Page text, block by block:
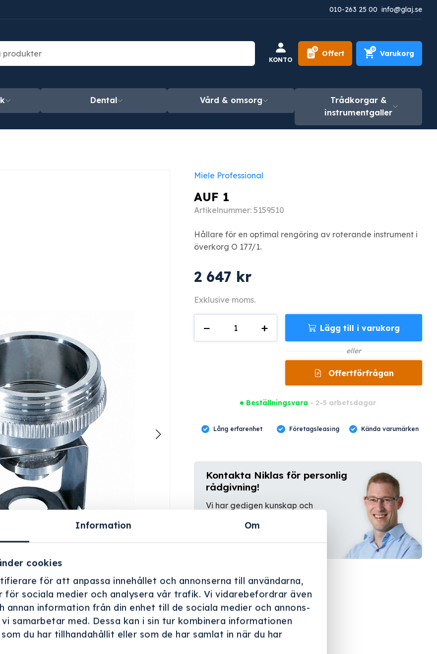
Information Om
cookies
för att anpassa innehållet och annonserna till användarna,
för sociala medier och analysera vår trafik. Vi vidarebefordrar även
annan information från din enhet till de sociala medier och annons-
samarbetar med. Dessa kan i sin tur kombinera informationen
du har tillhandahållit eller som de har samlat in när du har
010-263 25 00 info@glaj.se
KONTO
0
Offert
0
Varukorg
Dental Vård & omsorg
Trådkorgar &
instrumentgaller
Miele Professional
AUF 1
Artikelnummer: 5159510
Hållare för en optimal rengöring av roterande instrument i
överkorg O 177/1.
2 647 kr
Exklusive moms.
−
mängd
+ Lägg till i varukorg
eller
Offertförfrågan
Beställningsvara - 2-5 arbetsdagar
Lång erfarenhet Företagsleasing Kända varumärken
Kontakta Niklas för personlig
rådgivning!
Vi har gedigen kunskap och
Kontakta oss